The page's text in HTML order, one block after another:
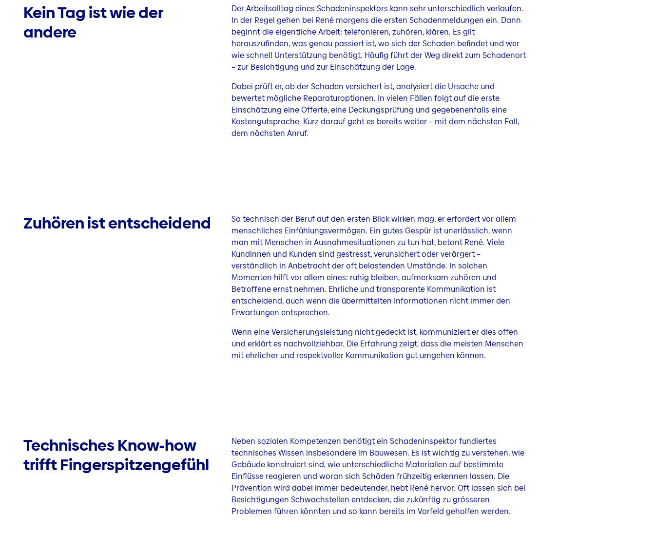
Kein Tag ist wie der
andere
Der Arbeitsalltag eines Schadeninspektors kann sehr unterschiedlich verlaufen.
In der Regel gehen bei René morgens die ersten Schadenmeldungen ein. Dann
beginnt die eigentliche Arbeit: telefonieren, zuhören, klären. Es gilt
herauszufinden, was genau passiert ist, wo sich der Schaden befindet und wer
wie schnell Unterstützung benötigt. Häufig führt der Weg direkt zum Schadenort
– zur Besichtigung und zur Einschätzung der Lage.
Dabei prüft er, ob der Schaden versichert ist, analysiert die Ursache und
bewertet mögliche Reparaturoptionen. In vielen Fällen folgt auf die erste
Einschätzung eine Offerte, eine Deckungsprüfung und gegebenenfalls eine
Kostengutsprache. Kurz darauf geht es bereits weiter – mit dem nächsten Fall,
dem nächsten Anruf.
Zuhören ist entscheidend
So technisch der Beruf auf den ersten Blick wirken mag, er erfordert vor allem
menschliches Einfühlungsvermögen. Ein gutes Gespür ist unerlässlich, wenn
man mit Menschen in Ausnahmesituationen zu tun hat, betont René. Viele
Kundinnen und Kunden sind gestresst, verunsichert oder verärgert –
verständlich in Anbetracht der oft belastenden Umstände. In solchen
Momenten hilft vor allem eines: ruhig bleiben, aufmerksam zuhören und
Betroffene ernst nehmen. Ehrliche und transparente Kommunikation ist
entscheidend, auch wenn die übermittelten Informationen nicht immer den
Erwartungen entsprechen.
Wenn eine Versicherungsleistung nicht gedeckt ist, kommuniziert er dies offen
und erklärt es nachvollziehbar. Die Erfahrung zeigt, dass die meisten Menschen
mit ehrlicher und respektvoller Kommunikation gut umgehen können.
Technisches Know-how
trifft Fingerspitzengefühl
Neben sozialen Kompetenzen benötigt ein Schadeninspektor fundiertes
technisches Wissen insbesondere im Bauwesen. Es ist wichtig zu verstehen, wie
Gebäude konstruiert sind, wie unterschiedliche Materialien auf bestimmte
Einflüsse reagieren und woran sich Schäden frühzeitig erkennen lassen. Die
Prävention wird dabei immer bedeutender, hebt René hervor. Oft lassen sich bei
Besichtigungen Schwachstellen entdecken, die zukünftig zu grösseren
Problemen führen könnten und so kann bereits im Vorfeld geholfen werden.